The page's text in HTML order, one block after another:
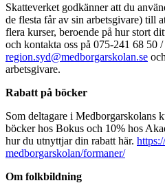
Skatteverket godkänner att du
de flesta får av sin arbetsgivare) till
flera kurser, beroende på hur stort
och kontakta oss på 075-241 68 50 /
region.syd@medborgarskolan.se
arbetsgivare.
Rabatt på böcker
Som deltagare i Medborgarskolans
böcker hos Bokus och 10% hos
hur du utnyttjar din rabatt här.
medborgarskolan/formaner/
Om folkbildning